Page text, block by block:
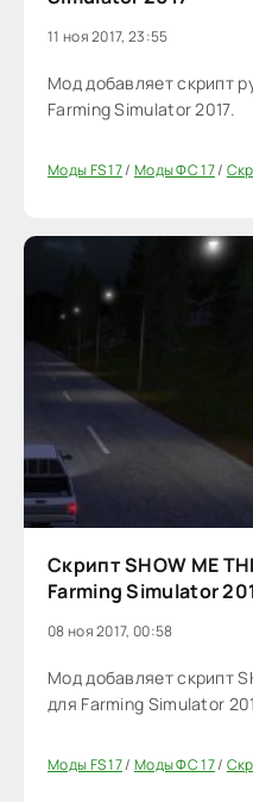
11 ноя 2017, 23:55
Мод добавляет скрипт
Farming Simulator 2017.
Моды FS 17/ Моды ФС 17/
Скрипт SHOW ME
Farming Simulator
08 ноя 2017, 00:58
Мод добавляет скрипт
для Farming Simulator
Моды FS 17/ Моды ФС 17/